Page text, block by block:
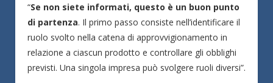
“Se non siete informati, questo è un buon punto
di partenza. Il primo passo consiste nell’identificare il
ruolo svolto nella catena di approvvigionamento in
relazione a ciascun prodotto e controllare gli obblighi
previsti. Una singola impresa può svolgere ruoli diversi”.